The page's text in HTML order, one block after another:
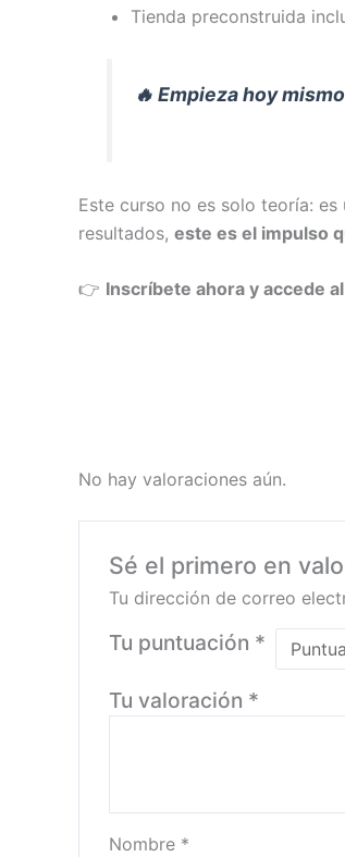
Tienda preconstruida
🔥 Empieza hoy
Este curso no es solo teoría:
resultados, este es el impulso
👉 Inscríbete ahora y accede
No hay valoraciones aún.
Sé el primero en
Tu dirección de correo
Tu puntuación *
Tu valoración *
Nombre *